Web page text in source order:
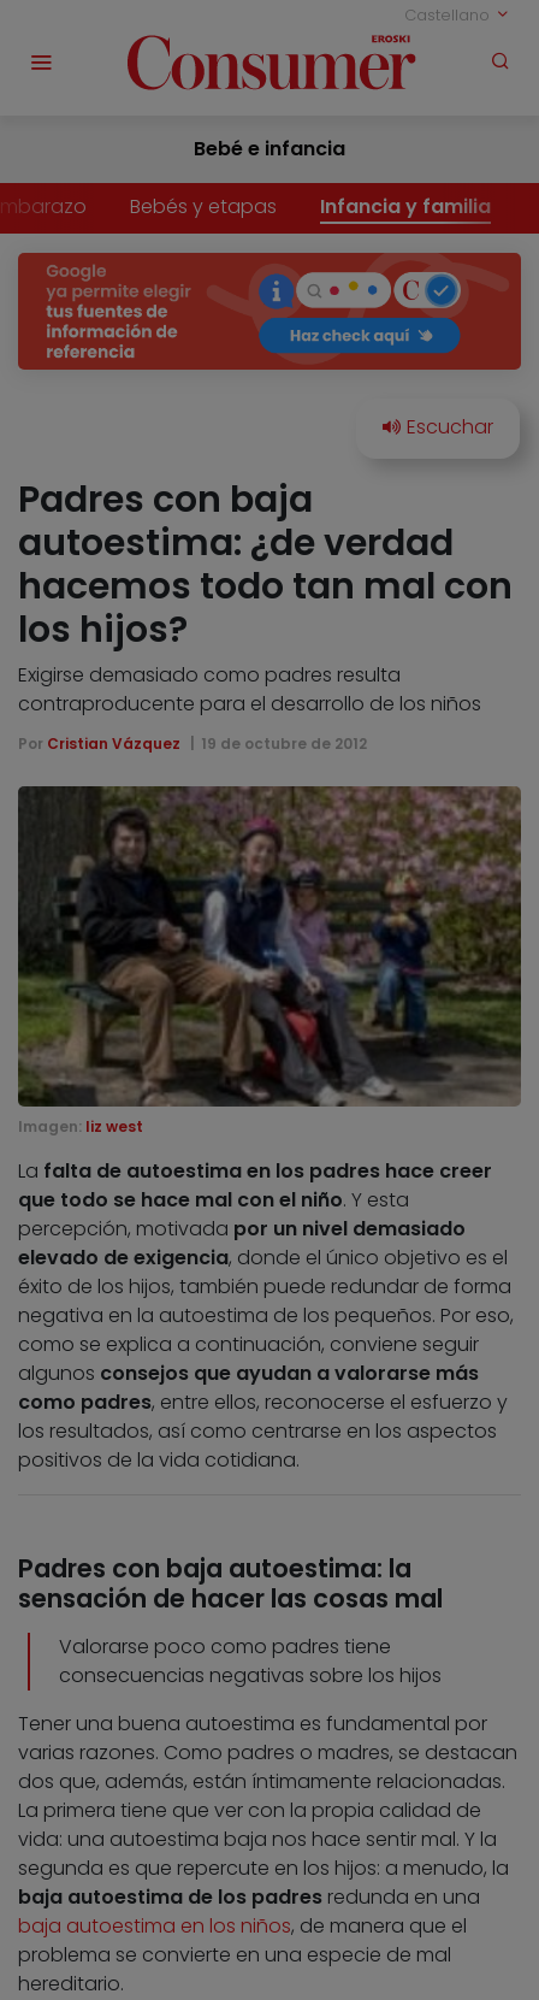
Castellano
Bebé e infancia
Bebés y etapas Infancia y familia
Padres con baja
autoestima: ¿de verdad
hacemos todo tan mal con
los hijos?
Exigirse demasiado como padres resulta
contraproducente para el desarrollo de los niños
Por Cristian Vázquez 19 de octubre de 2012
Imagen: liz west
La falta de autoestima en los padres hace creer
que todo se hace mal con el niño. Y esta
percepción, motivada por un nivel demasiado
elevado de exigencia, donde el único objetivo es el
éxito de los hijos, también puede redundar de forma
negativa en la autoestima de los pequeños. Por eso,
como se explica a continuación, conviene seguir
algunos consejos que ayudan a valorarse más
como padres, entre ellos, reconocerse el esfuerzo y
los resultados, así como centrarse en los aspectos
positivos de la vida cotidiana.
Padres con baja autoestima: la
sensación de hacer las cosas mal
Valorarse poco como padres tiene
consecuencias negativas sobre los hijos
Tener una buena autoestima es fundamental por
varias razones. Como padres o madres, se destacan
dos que, además, están íntimamente relacionadas.
La primera tiene que ver con la propia calidad de
vida: una autoestima baja nos hace sentir mal. Y la
segunda es que repercute en los hijos: a menudo, la
baja autoestima de los padres redunda en una
baja autoestima en los niños, de manera que el
problema se convierte en una especie de mal
hereditario.